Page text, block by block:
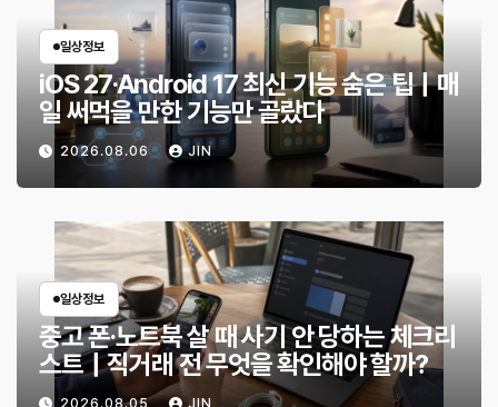
일상정보
iOS 27·Android 17 최신 기능 숨은 팁｜매
일 써먹을 만한 기능만 골랐다
2026.08.06 JIN
일상정보
중고 폰·노트북 살 때 사기 안 당하는 체크리
스트｜직거래 전 무엇을 확인해야 할까?
2026.08.05 JIN